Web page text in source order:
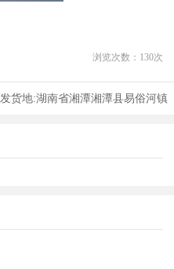
浏览次数： 130次
发货地:湖南省湘潭湘潭县易俗河镇